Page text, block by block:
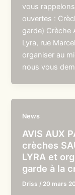
vous
ouvertes :
garde) Crèche
Lyra, rue
organiser au
nous vous
News
AVIS AUX
crèches
LYRA et
garde à la
Driss / 20 mars